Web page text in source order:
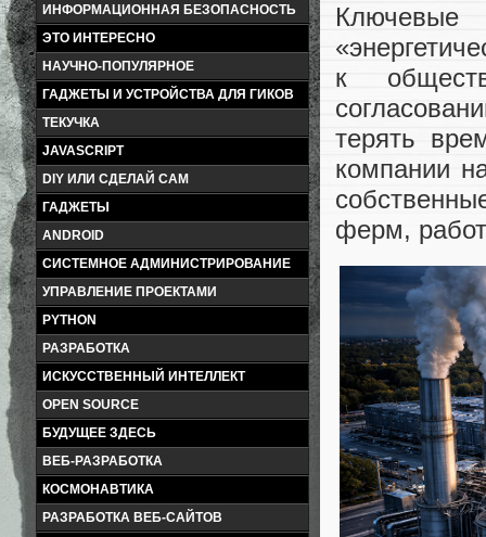
ИНФОРМАЦИОННАЯ БЕЗОПАСНОСТЬ
ЭТО ИНТЕРЕСНО
НАУЧНО-ПОПУЛЯРНОЕ
ГАДЖЕТЫ И УСТРОЙСТВА ДЛЯ ГИКОВ
ТЕКУЧКА
JAVASCRIPT
DIY ИЛИ СДЕЛАЙ САМ
ГАДЖЕТЫ
ANDROID
СИСТЕМНОЕ АДМИНИСТРИРОВАНИЕ
УПРАВЛЕНИЕ ПРОЕКТАМИ
PYTHON
РАЗРАБОТКА
ИСКУССТВЕННЫЙ ИНТЕЛЛЕКТ
OPEN SOURCE
БУДУЩЕЕ ЗДЕСЬ
ВЕБ-РАЗРАБОТКА
КОСМОНАВТИКА
РАЗРАБОТКА ВЕБ-САЙТОВ
к
терять
компании
ферм,